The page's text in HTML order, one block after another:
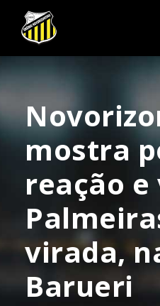
mostra
reação e
virada,
Barueri